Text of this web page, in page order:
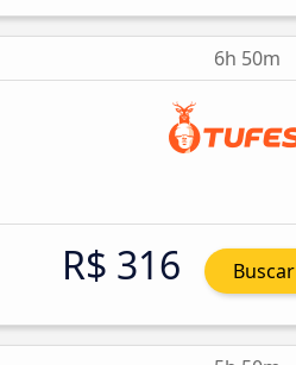
6h 50m
R$ 316 Buscar